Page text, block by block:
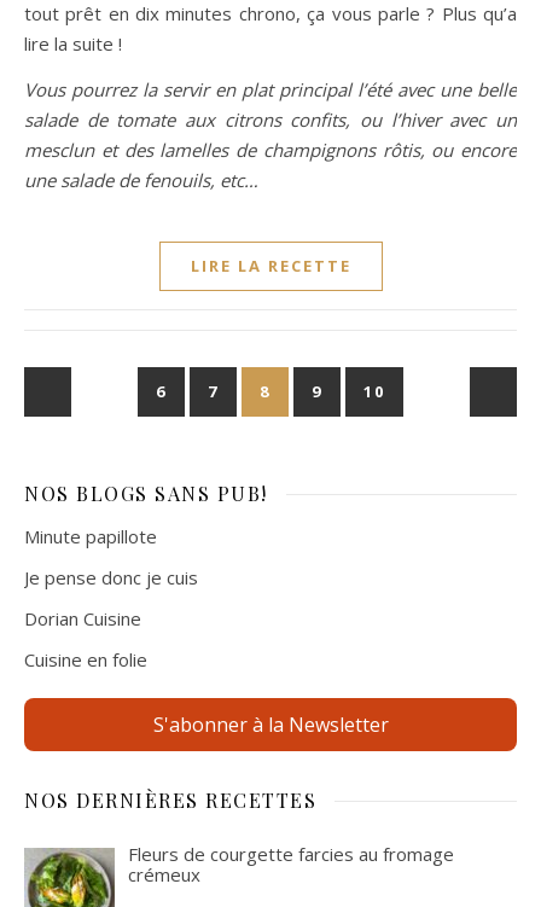
tout prêt en dix minutes chrono, ça vous parle ? Plus qu’a
lire la suite !
Vous pourrez la servir en plat principal l’été avec une belle
salade de tomate aux citrons confits, ou l’hiver avec un
mesclun et des lamelles de champignons rôtis, ou encore
une salade de fenouils, etc…
LIRE LA RECETTE
6 7 8 9 10
NOS BLOGS SANS PUB!
Minute papillote
Je pense donc je cuis
Dorian Cuisine
Cuisine en folie
S'abonner à la Newsletter
NOS DERNIÈRES RECETTES
Fleurs de courgette farcies au fromage
crémeux